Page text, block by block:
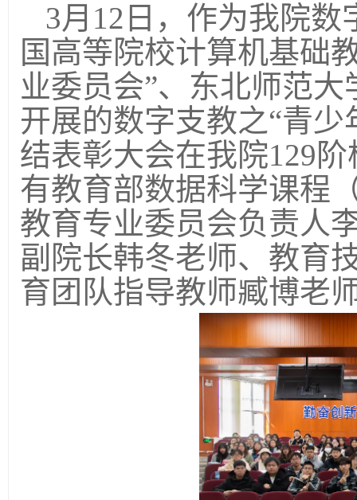
3月12日， 作为我院数
国高等院校计算机基础
业委员会”、东北师范
开展的数字支教之“青
结表彰大会在我院129
有教育部数据科学课程
教育专业委员会负责人
副院长韩冬老师、教育
育团队指导教师臧博老